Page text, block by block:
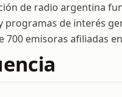
de radio argentina
de interés
700 emisoras afiliadas